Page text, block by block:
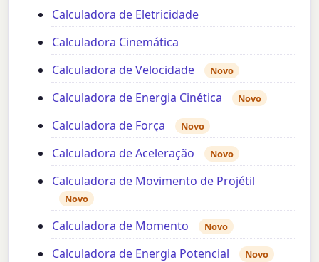
Calculadora de Eletricidade
Calculadora Cinemática
Calculadora de Velocidade
Novo
Calculadora de Energia Cinética Novo
Calculadora de Força Novo
Calculadora de Aceleração Novo
Calculadora de Movimento de Projétil
Novo
Calculadora de Momento Novo
Calculadora de Energia Potencial Novo